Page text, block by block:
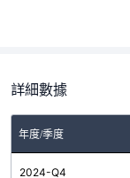
詳細數據
年度/季度
2024-Q4